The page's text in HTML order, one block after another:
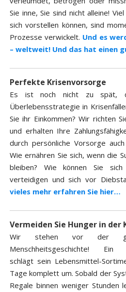
Sie inne, Sie sind nicht alleine!
sich vorstellen können, sind
Prozesse verwickelt. Und es
– weltweit! Und das hat einen
Perfekte Krisenvorsorge
Es ist noch nicht zu spät,
Überlebensstrategie in
Sie ihr Einkommen? Wir richten
und erhalten Ihre
durch persönliche Vorsorge
Wie ernähren Sie sich, wenn die
bleiben? Wie können Sie
verteidigen und sich vor
vieles mehr erfahren Sie hier…
Vermeiden Sie Hunger in der
Wir stehen vor der
Menschheitsgeschichte! Ein
schlägt sein Lebensmittel-
Tage komplett um. Sobald der
Regale binnen weniger Stunden